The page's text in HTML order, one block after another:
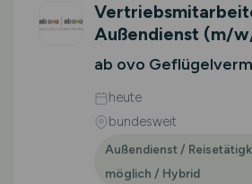
Außendienst (m/
ab ovo
heute
bundesweit
Außendienst /
möglich / Hybrid